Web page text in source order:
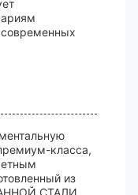
класса,
из
СТАЛИ